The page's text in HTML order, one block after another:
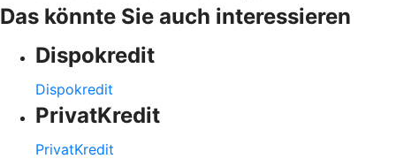
Das könnte Sie auch interessieren
Dispokredit
Dispokredit
PrivatKredit
PrivatKredit